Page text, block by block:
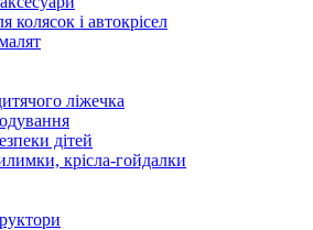
колясок і автокрісел
ліжечка
дітей
крісла-гойдалки